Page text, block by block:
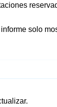
solo